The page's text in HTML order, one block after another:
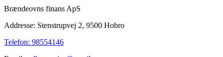
Brændeovns finans ApS
Addresse: Stenstrupvej 2, 9500 Hobro
Telefon: 98554146